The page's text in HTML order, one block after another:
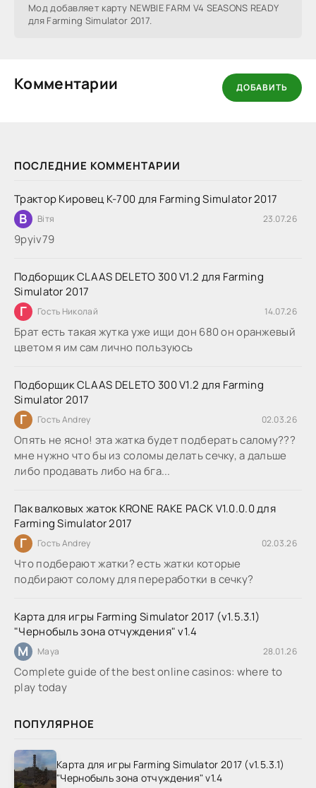
ПОСЛЕДНИЕ КОММЕНТАРИИ
Трактор Кировец К-700 для Farming Simulator 2017
В Вітя 23.07.26
9руіv79
Подборщик CLAAS DELETO 300 V1.2 для Farming
Simulator 2017
Г Гость Николай 14.07.26
Брат есть такая жутка уже ищи дон 680 он оранжевый
цветом я им сам лично пользуюсь
Подборщик CLAAS DELETO 300 V1.2 для Farming
Simulator 2017
Г Гость Andrey 02.03.26
Опять не ясно! эта жатка будет подберать салому???
мне нужно что бы из соломы делать сечку, а дальше
либо продавать либо на бга...
Пак валковых жаток KRONE RAKE PACK V1.0.0.0 для
Farming Simulator 2017
Г Гость Andrey 02.03.26
Что подберают жатки? есть жатки которые
подбирают солому для переработки в сечку?
Карта для игры Farming Simulator 2017 (v1.5.3.1)
"Чернобыль зона отчуждения" v1.4
M Maya 28.01.26
Complete guide of the best online casinos: where to
play today
Мод добавляет карту NEWBIE FARM V4 SEASONS READY
для Farming Simulator 2017.
Комментарии ДОБАВИТЬ
ПОПУЛЯРНОЕ
Карта для игры Farming Simulator 2017 (v1.5.3.1)
"Чернобыль зона отчуждения" v1.4